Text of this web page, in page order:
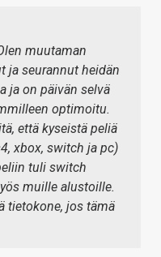
muutaman
ja seurannut heidän
ja on päivän selvä
optimoitu.
että kyseistä peliä
xbox, switch ja pc)
tuli switch
muille alustoille.
tietokone, jos tämä